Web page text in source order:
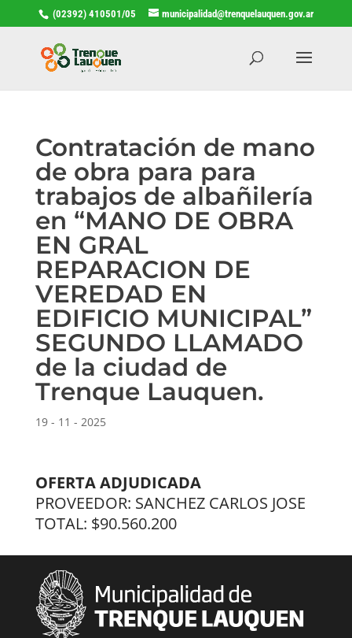
(02392) 410501/05 municipalidad@trenquelauquen.gov.ar
Contratación de mano
de obra para para
trabajos de albañilería
en “MANO DE OBRA
EN GRAL
REPARACION DE
VEREDAD EN
EDIFICIO MUNICIPAL”
SEGUNDO LLAMADO
de la ciudad de
Trenque Lauquen.
19 - 11 - 2025
OFERTA ADJUDICADA
PROVEEDOR: SANCHEZ CARLOS JOSE
TOTAL: $90.560.200